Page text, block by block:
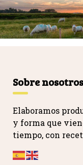
Sobre nosotros
Elaboramos
y forma que
tiempo, con